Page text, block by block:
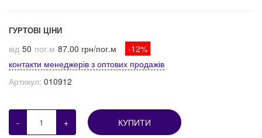
ГУРТОВІ ЦІНИ
від 50 пог.м 87.00 грн/пог.м
-12%
контакти менеджерів з оптових продажів
Артикул: 010912
- + КУПИТИ